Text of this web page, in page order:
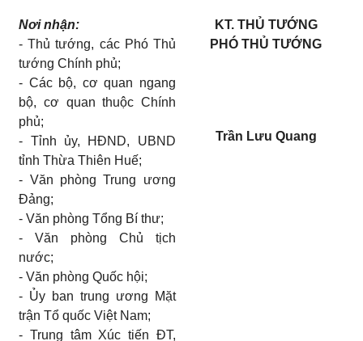
Nơi nhận:
-Thủ tướng, các Phó Thủ
tướng Chính phủ;
- Các bộ, cơ quan ngang
bộ, cơ quan thuộc Chính
phủ;
- Tỉnh ủy, HĐND, UBND
tỉnh Thừa Thiên Huế;
- Văn phòng Trung ương
Đảng;
-Văn phòng Tổng Bí thư;
-Văn phòng Chủ tịch
nước;
-Văn phòng Quốc hội;
- Ủy ban trung ương Mặt
trận Tổ quốc Việt Nam;
- Trung tâm Xúc tiến ĐT,
KT. THỦ TƯỚNG
PHÓ THỦ TƯỚNG
Trần Lưu Quang